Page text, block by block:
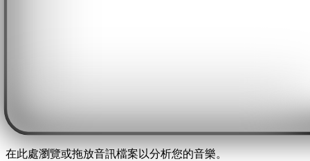
在此處瀏覽或拖放音訊檔案以分析您的音樂。